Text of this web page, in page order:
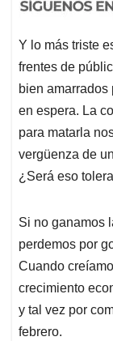
Y lo más triste
frentes de
bien
en espera. La
para matarla
vergüenza de
¿Será eso
Si no ganamos
perdemos por
Cuando
crecimiento
y tal vez por
febrero.